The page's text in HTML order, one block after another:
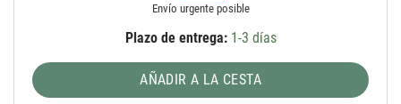
Envío urgente posible
Plazo de entrega:1-3 días
AÑADIR A LA CESTA